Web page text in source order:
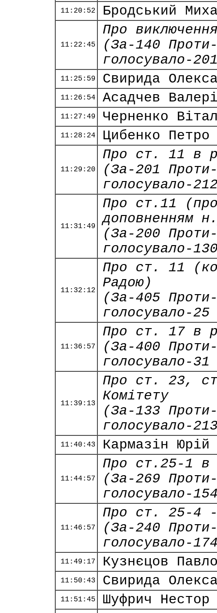
11:20:52 Бродський
11:22:45
Про
(За-140
голосувало-
11:25:59 Свирида
11:26:54 Асадчев
11:27:49 Черненко
11:28:24 Цибенко Петро
11:29:20
Про ст. 11 в
(За-201
голосувало-
11:31:49
Про ст.11
доповненням
(За-200
голосувало-
11:32:12
Про ст. 11
Радою)
(За-405
голосувало-
11:36:57
Про ст. 17 в
(За-400
голосувало-
11:39:13
Про ст. 23,
Комітету
(За-133
голосувало-
11:40:43 Кармазін Юрій
11:44:57
Про ст.25-1 в
(За-269
голосувало-
11:46:57
Про ст. 25-4 -
(За-240
голосувало-
11:49:17 Кузнєцов
11:50:43 Свирида
11:51:45
Шуфрич Нестор